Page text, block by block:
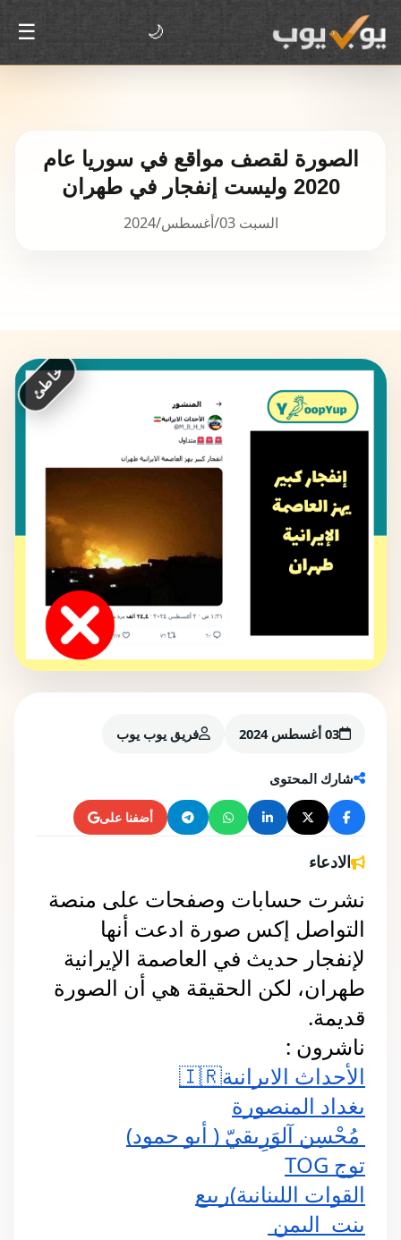
🌙
☰
الصورة لقصف مواقع في سوريا عام
2020 وليست إنفجار في طهران
السبت 03/أغسطس/2024
خاطئ
03 أغسطس 2024 فريق يوب يوب
شارك المحتوى
أضفنا على
الادعاء
قديمة.
ناشرون :
الأحداث الايرانية🇮🇷
بغداد المنصورة
‏مُحْسِن آلوَرِيقيّ ( أبو حمود)
توج TOG
القوات اللبنانية)ربيع
بنت  اليمن